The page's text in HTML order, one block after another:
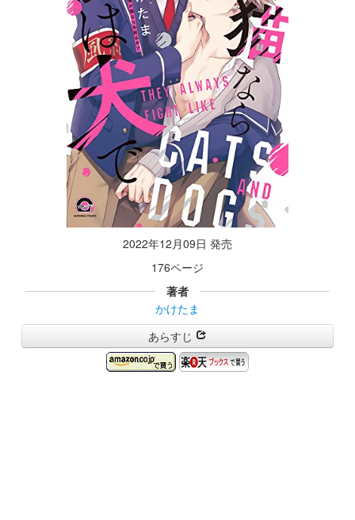
2022年12月09日 発売
176ページ
著者
かけたま
あらすじ